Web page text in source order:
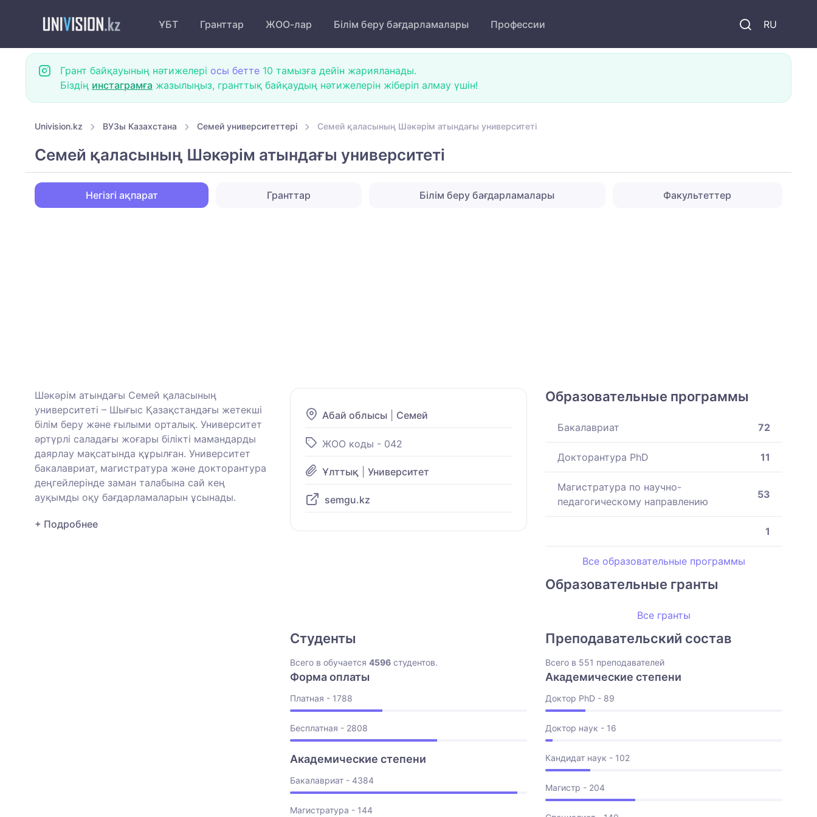
RU
ҰБТ Гранттар ЖОО-лар Білім беру бағдарламалары Профессии
Грант байқауының нәтижелері осы бетте 10 тамызға дейін жарияланады.
Біздің инстаграмға жазылыңыз, гранттық байқаудың нәтижелерін жіберіп алмау үшін!
Univision.kz ВУЗы Казахстана Семей университеттері Семей қаласының Шәкәрім атындағы университеті
Семей қаласының Шәкәрім атындағы университеті
Негізгі ақпарат Гранттар Білім беру бағдарламалары Факультеттер
Шәкәрім атындағы Семей қаласының
университеті – Шығыс Қазақстандағы жетекші
білім беру және ғылыми орталық. Университет
әртүрлі саладағы жоғары білікті мамандарды
даярлау мақсатында құрылған. Университет
бакалавриат, магистратура және докторантура
деңгейлерінде заман талабына сай кең
ауқымды оқу бағдарламаларын ұсынады.
+ Подробнее
Абай облысы| Семей
ЖОО коды - 042
Ұлттық Университет
semgu.kz
Образовательные программы
Бакалавриат 72
Докторантура PhD 11
Магистратура по научно-
педагогическому направлению
53
1
Все образовательные программы
Образовательные гранты
Все гранты
Студенты
Всего в обучается 4596студентов.
Форма оплаты
Платная - 1788
Бесплатная - 2808
Академические степени
Бакалавриат - 4384
Магистратура - 144
Преподавательский состав
Всего в 551 преподавателей
Академические степени
Доктор PhD - 89
Доктор наук - 16
Кандидат наук - 102
Магистр - 204